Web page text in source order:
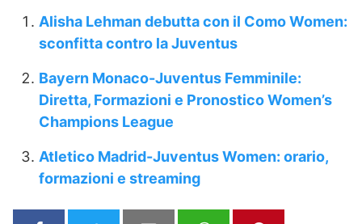
Alisha Lehman debutta con il Como Women:
sconfitta contro la Juventus
Bayern Monaco-Juventus Femminile:
Diretta, Formazioni e Pronostico Women’s
Champions League
Atletico Madrid-Juventus Women: orario,
formazioni e streaming